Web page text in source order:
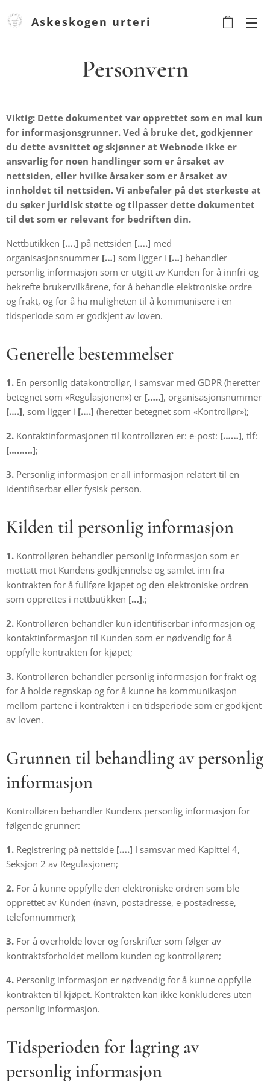
Askeskogen urteri
Personvern
Viktig: Dette dokumentet var opprettet som en mal kun
for informasjonsgrunner. Ved å bruke det, godkjenner
du dette avsnittet og skjønner at Webnode ikke er
ansvarlig for noen handlinger som er årsaket av
nettsiden, eller hvilke årsaker som er årsaket av
innholdet til nettsiden. Vi anbefaler på det sterkeste at
du søker juridisk støtte og tilpasser dette dokumentet
til det som er relevant for bedriften din.
Nettbutikken [….] på nettsiden [….] med
organisasjonsnummer […] som ligger i […] behandler
personlig informasjon som er utgitt av Kunden for å innfri og
bekrefte brukervilkårene, for å behandle elektroniske ordre
og frakt, og for å ha muligheten til å kommunisere i en
tidsperiode som er godkjent av loven.
Generelle bestemmelser
1. En personlig datakontrollør, i samsvar med GDPR (heretter
betegnet som «Regulasjonen») er […..], organisasjonsnummer
[….], som ligger i [….] (heretter betegnet som «Kontrollør»);
2. Kontaktinformasjonen til kontrolløren er: e-post: [……], tlf:
[………];
3. Personlig informasjon er all informasjon relatert til en
identifiserbar eller fysisk person.
Kilden til personlig informasjon
1. Kontrolløren behandler personlig informasjon som er
mottatt mot Kundens godkjennelse og samlet inn fra
kontrakten for å fullføre kjøpet og den elektroniske ordren
som opprettes i nettbutikken […].;
2. Kontrolløren behandler kun identifiserbar informasjon og
kontaktinformasjon til Kunden som er nødvendig for å
oppfylle kontrakten for kjøpet;
3. Kontrolløren behandler personlig informasjon for frakt og
for å holde regnskap og for å kunne ha kommunikasjon
mellom partene i kontrakten i en tidsperiode som er godkjent
av loven.
Grunnen til behandling av personlig
informasjon
Kontrolløren behandler Kundens personlig informasjon for
følgende grunner:
1. Registrering på nettside [….] I samsvar med Kapittel 4,
Seksjon 2 av Regulasjonen;
2. For å kunne oppfylle den elektroniske ordren som ble
opprettet av Kunden (navn, postadresse, e-postadresse,
telefonnummer);
3. For å overholde lover og forskrifter som følger av
kontraktsforholdet mellom kunden og kontrolløren;
4. Personlig informasjon er nødvendig for å kunne oppfylle
kontrakten til kjøpet. Kontrakten kan ikke konkluderes uten
personlig informasjon.
Tidsperioden for lagring av
personlig informasjon